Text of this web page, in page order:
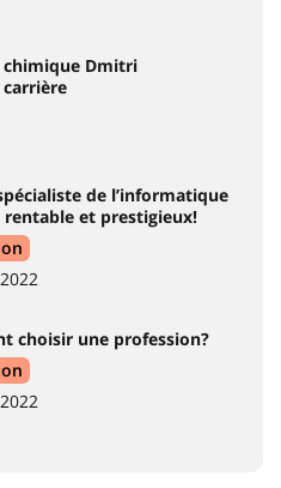
chimique Dmitri
de l’informatique
rentable et prestigieux!
choisir une profession?